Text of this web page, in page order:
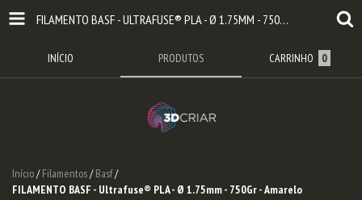
FILAMENTO BASF - ULTRAFUSE® PLA - Ø 1.75MM - 750GR - AMARELO
INÍCIO PRODUTOS CARRINHO 0
Início/ Filamentos/ Basf/
FILAMENTO BASF - Ultrafuse® PLA - Ø 1.75mm - 750Gr - Amarelo